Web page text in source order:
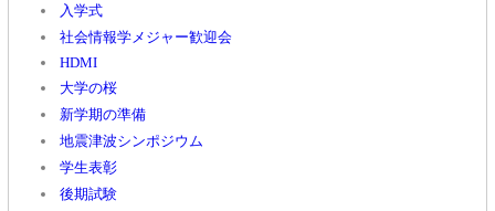
入学式
社会情報学メジャー歓迎会
HDMI
大学の桜
新学期の準備
地震津波シンポジウム
学生表彰
後期試験